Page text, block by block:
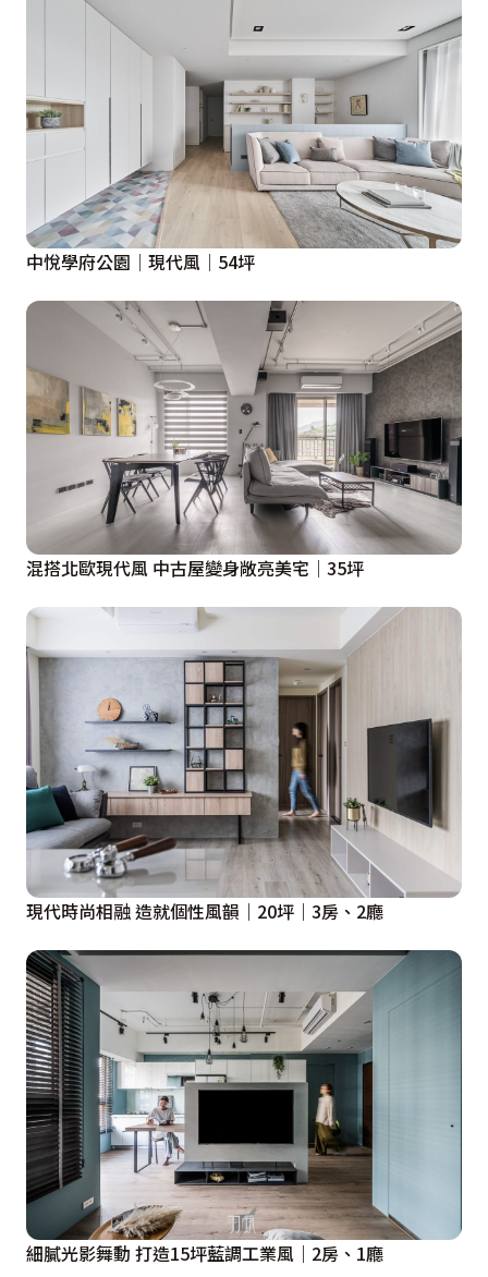
中悅學府公園│現代風│54坪
混搭北歐現代風 中古屋變身敞亮美宅│35坪
現代時尚相融 造就個性風韻｜20坪｜3房、2廳
細膩光影舞動 打造15坪藍調工業風｜2房、1廳